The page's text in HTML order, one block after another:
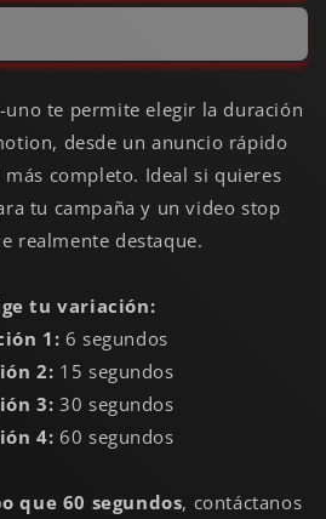
uno te permite elegir la duración
desde un anuncio rápido
completo. Ideal si quieres
tu campaña y un video stop
realmente destaque.
tu variación:
1: 6 segundos
2: 15 segundos
3: 30 segundos
4: 60 segundos
que 60 segundos, contáctanos